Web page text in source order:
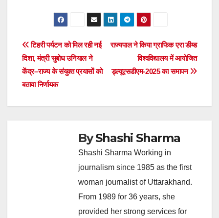
Post
navigation
राज्यपाल ने किया ग्राफिक एरा डीम्ड
विश्वविद्यालय में आयोजित
ड्ल्यूएसडीएम-2025 का समापन
टिहरी पर्यटन को मिल रही नई
दिशा, मंत्री सुबोध उनियाल ने
केंद्र–राज्य के संयुक्त प्रयासों को
बताया निर्णायक
ByShashi Sharma
Shashi Sharma Working in
journalism since 1985 as the first
woman journalist of Uttarakhand.
From 1989 for 36 years, she
provided her strong services for